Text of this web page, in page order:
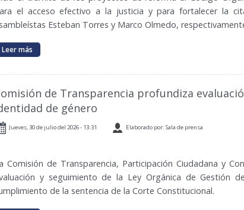
el acceso efectivo a la justicia y para fortalecer la
Esteban Torres y Marco Olmedo,
Leer más
de Transparencia profundiza
de género
Jueves, 30 de julio del 2026 - 13:31 Elaborado por: Sala de prensa
Comisión de Transparencia, Participación Ciudadana y
y seguimiento de la Ley Orgánica de Gestión
de la sentencia de la Corte Constitucional.